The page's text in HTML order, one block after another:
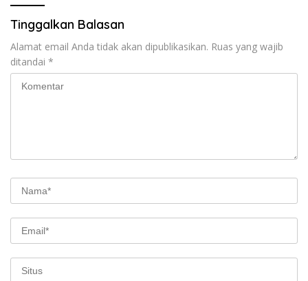
Tinggalkan Balasan
Alamat email Anda tidak akan dipublikasikan. Ruas yang wajib
ditandai *